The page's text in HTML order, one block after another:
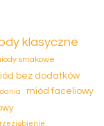
klasyczne
smakowe
bez dodatków
miód faceliowy